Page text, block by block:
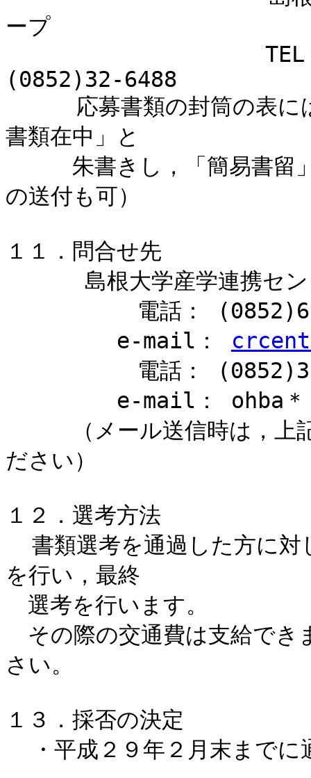
ープ
(0852)32-6488
書類在中」と
朱書きし，「簡易書留」
の送付も可）
１１．問合せ先
e-mail：
e-mail： ohba＊＊
（メール送信時は，上記
ださい）
１２．選考方法
を行い，最終
選考を行います。
その際の交通費は支給でき
さい。
１３．採否の決定